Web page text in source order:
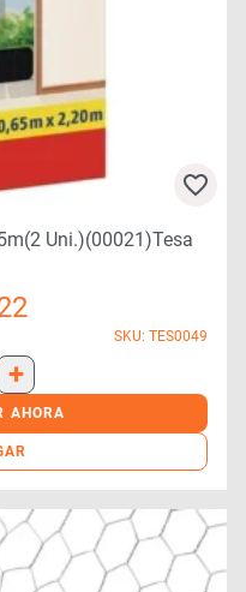
Uni.)(00021)tesa
SKU: TES0049
+
AHORA